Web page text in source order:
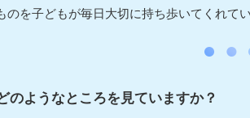
のを子どもが毎日大切に持ち歩いてくれて
のようなところを見ていますか？